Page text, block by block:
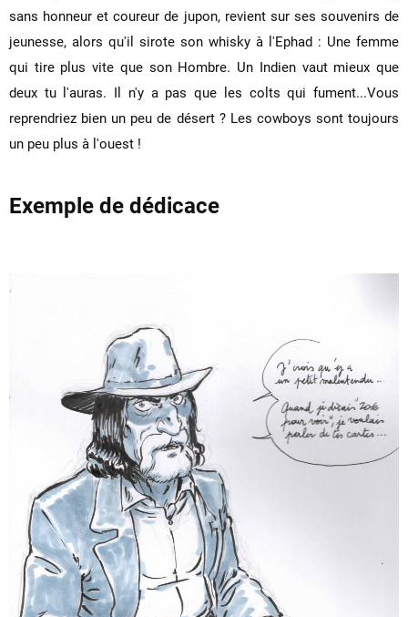
sans honneur et coureur de jupon, revient sur ses souvenirs de
jeunesse, alors qu'il sirote son whisky à l'Ephad : Une femme
qui tire plus vite que son Hombre. Un Indien vaut mieux que
deux tu l'auras. Il n'y a pas que les colts qui fument...Vous
reprendriez bien un peu de désert ? Les cowboys sont toujours
un peu plus à l'ouest !
Exemple de dédicace